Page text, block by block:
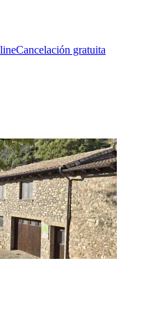
Cancelación gratuita